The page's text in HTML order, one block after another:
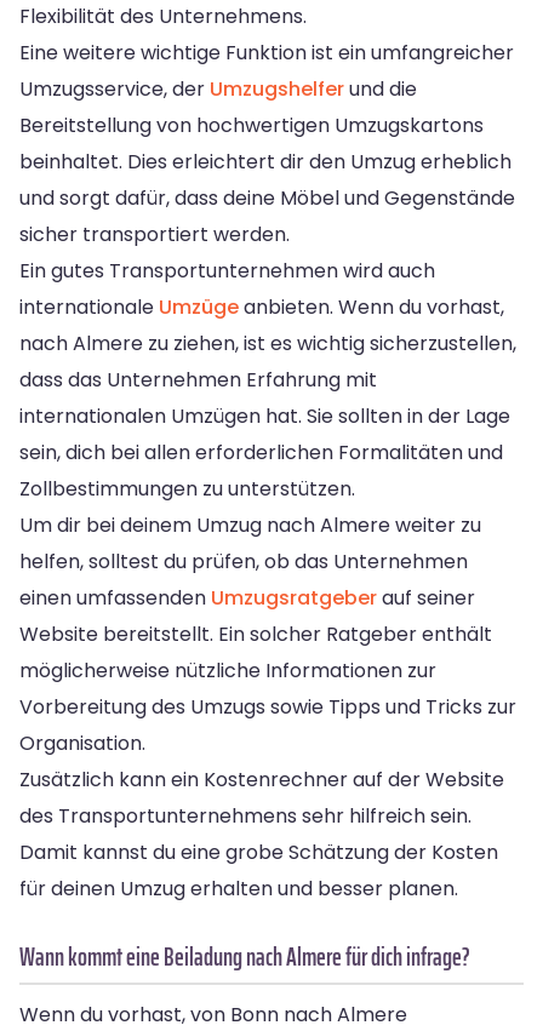
Flexibilität des Unternehmens.
Eine weitere wichtige Funktion ist ein umfangreicher
Umzugsservice, der Umzugshelferund die
Bereitstellung von hochwertigen Umzugskartons
beinhaltet. Dies erleichtert dir den Umzug erheblich
und sorgt dafür, dass deine Möbel und Gegenstände
sicher transportiert werden.
Ein gutes Transportunternehmen wird auch
internationale Umzügeanbieten. Wenn du vorhast,
nach Almere zu ziehen, ist es wichtig sicherzustellen,
dass das Unternehmen Erfahrung mit
internationalen Umzügen hat. Sie sollten in der Lage
sein, dich bei allen erforderlichen Formalitäten und
Zollbestimmungen zu unterstützen.
Um dir bei deinem Umzug nach Almere weiter zu
helfen, solltest du prüfen, ob das Unternehmen
einen umfassenden Umzugsratgeberauf seiner
Website bereitstellt. Ein solcher Ratgeber enthält
möglicherweise nützliche Informationen zur
Vorbereitung des Umzugs sowie Tipps und Tricks zur
Organisation.
Zusätzlich kann ein Kostenrechner auf der Website
des Transportunternehmens sehr hilfreich sein.
Damit kannst du eine grobe Schätzung der Kosten
für deinen Umzug erhalten und besser planen.
Wann kommt eine Beiladung nach Almere für dich infrage?
Wenn du vorhast, von Bonn nach Almere